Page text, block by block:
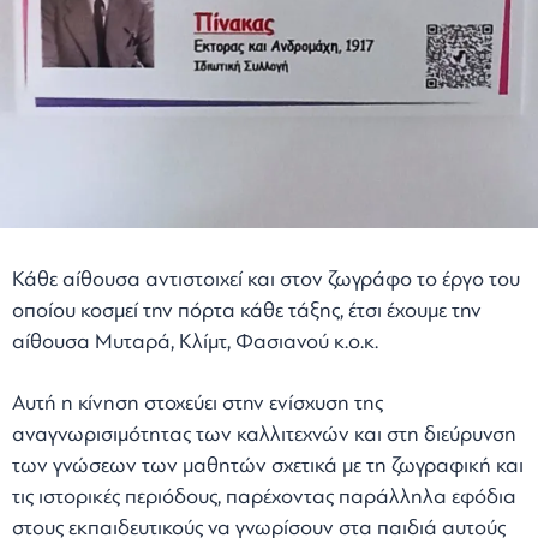
Κάθε αίθουσα αντιστοιχεί και στον ζωγράφο το έργο του
οποίου κοσμεί την πόρτα κάθε τάξης, έτσι έχουμε την
αίθουσα Μυταρά, Κλίμτ, Φασιανού κ.ο.κ.
Αυτή η κίνηση στοχεύει στην ενίσχυση της
αναγνωρισιμότητας των καλλιτεχνών και στη διεύρυνση
των γνώσεων των μαθητών σχετικά με τη ζωγραφική και
τις ιστορικές περιόδους, παρέχοντας παράλληλα εφόδια
στους εκπαιδευτικούς να γνωρίσουν στα παιδιά αυτούς